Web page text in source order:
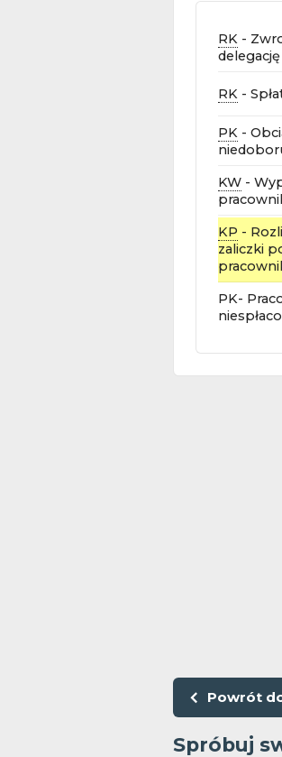
RK-
RK-
PK-
KW-
KP -
zaliczki
PK-
Powrót
Spróbuj